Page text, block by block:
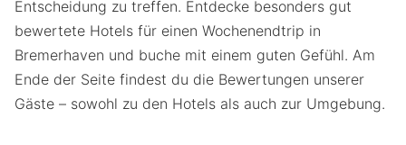
Entscheidung zu treffen. Entdecke besonders gut
bewertete Hotels für einen Wochenendtrip in
Bremerhaven und buche mit einem guten Gefühl. Am
Ende der Seite findest du die Bewertungen unserer
Gäste – sowohl zu den Hotels als auch zur Umgebung.